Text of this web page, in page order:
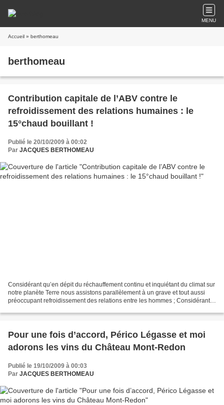
MENU
Accueil » berthomeau
berthomeau
Contribution capitale de l’ABV contre le
refroidissement des relations humaines : le
15°chaud bouillant !
Publié le 20/10/2009 à 00:02
Par JACQUES BERTHOMEAU
Considérant qu’en dépit du réchauffement continu et inquiétant du climat sur
notre planète Terre nous assistons parallèlement à un grave et tout aussi
préoccupant refroidissement des relations entre les hommes ; Considérant
Pour une fois d’accord, Périco Légasse et moi
adorons les vins du Château Mont-Redon
Publié le 19/10/2009 à 00:03
Par JACQUES BERTHOMEAU